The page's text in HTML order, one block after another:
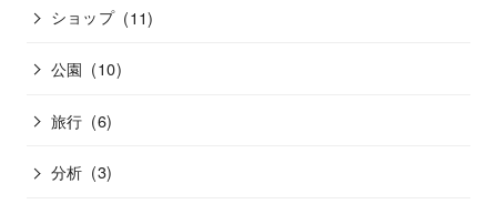
ショップ (11)
公園 (10)
旅行 (6)
分析 (3)